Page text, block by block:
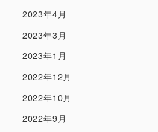
2023年4月
2023年3月
2023年1月
2022年12月
2022年10月
2022年9月